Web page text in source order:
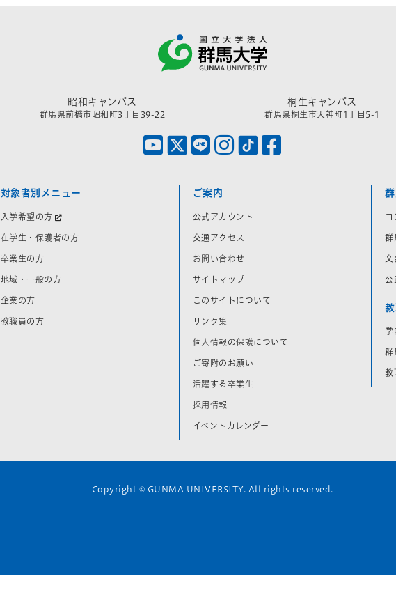
昭和キャンパス
群馬県前橋市昭和町3丁目39-22
桐生キャンパス
群馬県桐生市天神町1丁目5-1
対象者別メニュー
入学希望の方
在学生・保護者の方
卒業生の方
地域・一般の方
企業の方
教職員の方
ご案内
公式アカウント
交通アクセス
お問い合わせ
サイトマップ
このサイトについて
リンク集
個人情報の保護について
ご寄附のお願い
活躍する卒業生
採用情報
イベントカレンダー
コ
群
文
公
学
群
教
Copyright © GUNMA UNIVERSITY. All rights reserved.